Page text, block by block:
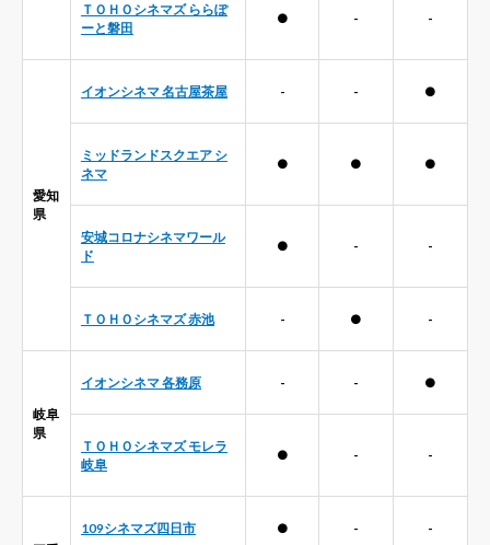
ＴＯＨＯシネマズ ららぽ
ーと磐田
● - -
愛知
県
イオンシネマ 名古屋茶屋 - - ●
ミッドランドスクエア シ
ネマ
● ● ●
安城コロナシネマワール
ド
● - -
ＴＯＨＯシネマズ 赤池 - ● -
岐阜
県
イオンシネマ 各務原 - - ●
ＴＯＨＯシネマズ モレラ
岐阜
● - -
109シネマズ四日市 ● - -